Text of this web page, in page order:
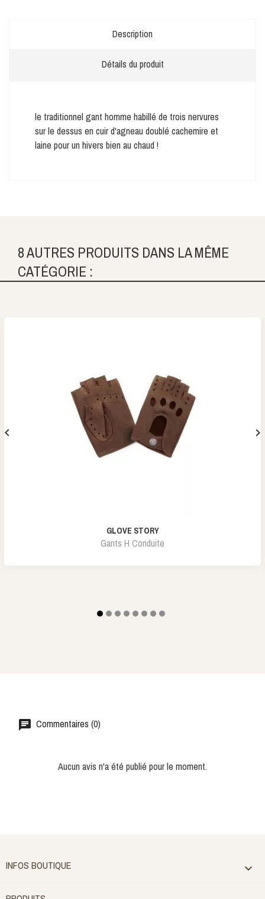
Description
Détails du produit
le traditionnel gant homme habillé de trois nervures
sur le dessus en cuir d'agneau doublé cachemire et
laine pour un hivers bien au chaud !
8 AUTRES PRODUITS DANS LA MÊME
CATÉGORIE :
GLOVE STORY
Gants H Conduite
 
Commentaires (0)
Aucun avis n'a été publié pour le moment.
INFOS BOUTIQUE 